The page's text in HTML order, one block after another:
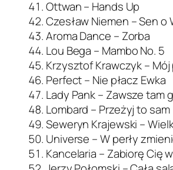
Ottwan – Hands Up
Czesław Niemen – Sen o
Aroma Dance – Zorba
Lou Bega – Mambo No. 5
Krzysztof Krawczyk –
Perfect – Nie płacz Ewka
Lady Pank – Zawsze tam
Lombard – Przeżyj to sam
Seweryn Krajewski –
Universe – W perły
Kancelaria – Zabiorę Cię